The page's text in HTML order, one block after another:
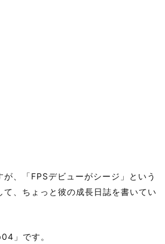
、「FPSデビューがシージ」という
て、ちょっと彼の成長日誌を書いてい
」です。